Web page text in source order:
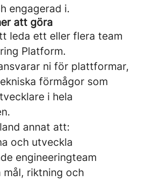
engagerad i.
att göra
leda ett eller flera team
Platform.
ni för plattformar,
förmågor som
i hela
annat att:
och utveckla
engineeringteam
mål, riktning och